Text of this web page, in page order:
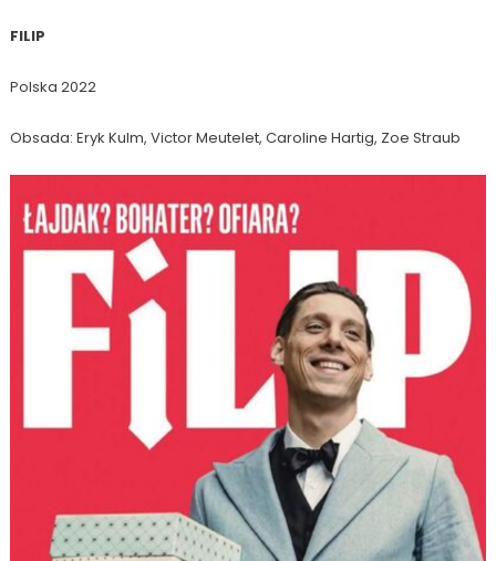
FILIP
Polska 2022
Obsada: Eryk Kulm, Victor Meutelet, Caroline Hartig, Zoe Straub